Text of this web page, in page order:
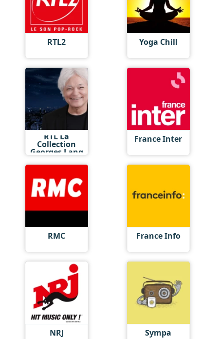
RTL2 Yoga Chill
RTL La
Collection
Georges Lang
France Inter
RMC France Info
NRJ Sympa